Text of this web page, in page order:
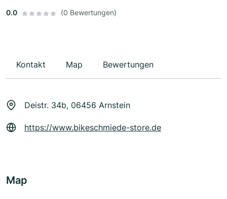
0.0 (0 Bewertungen)
Kontakt Map Bewertungen
Deistr. 34b, 06456 Arnstein
https://www.bikeschmiede-store.de
Map